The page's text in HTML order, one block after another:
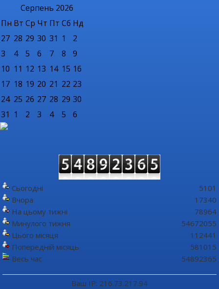
Серпень 2026
Пн Вт Ср Чт Пт Сб Нд
27 28 29 30 31 1
2
3
4 5 6 7 8
9
10 11 12 13 14 15 16
17 18 19 20 21 22 23
24 25 26 27 28 29 30
31 1 2 3 4 5 6
Сьогодні
Вчора
На цьому тижні
Минулого тижня
Цього місяця
Попередній місяць
Весь час
5101
17340
78964
54672055
112441
581015
54892365
Ваш IP: 216.73.217.94